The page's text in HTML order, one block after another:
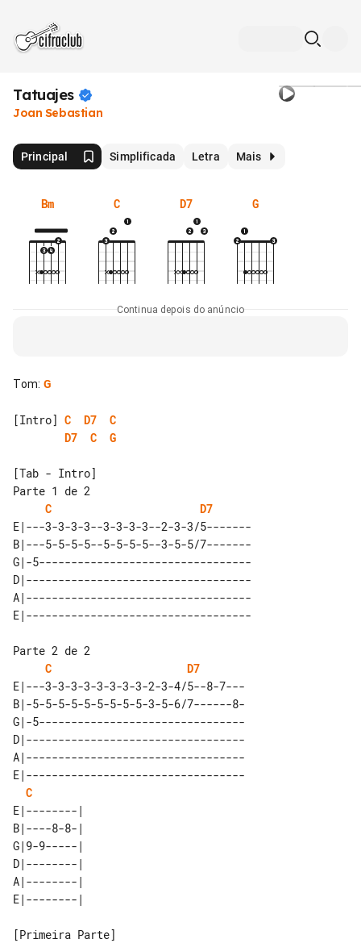
Tatuajes
Joan Sebastian
Principal Simplificada Letra Mais
Bm C D7 G
Continua depois do anúncio
Tom: G
[Intro] C D7
C
D7
C G
[Tab - Intro]
Parte 1 de 2
C
D7
E|---3-3-3-3--3-3-3-3--2-3-3/5-------
B|---5-5-5-5--5-5-5-5--3-5-5/7-------
G|-5---------------------------------
D|-----------------------------------
A|-----------------------------------
Parte 2 de 2
C
D7
E|---3-3-3-3-3-3-3-3-2-3-4/5--8-7---
B|-5-5-5-5-5-5-5-5-5-3-5-6/7------8-
G|-5--------------------------------
D|----------------------------------
A|----------------------------------
E|----------------------------------
C
E|--------|
B|----8-8-|
G|9-9-----|
D|--------|
A|--------|
[Primeira Parte]